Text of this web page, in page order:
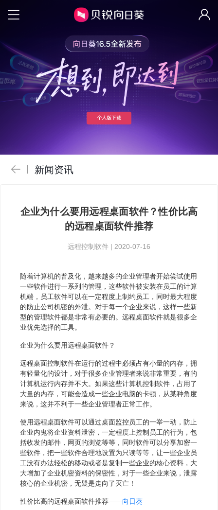
新闻资讯
企业为什么要用远程桌面软件？性价比高
的远程桌面软件推荐
远程控制软件 | 2020-07-16
随着计算机的普及化，越来越多的企业管理者开始尝试使用
一些软件进行一系列的管理，这些软件被安装在员工的计算
机端，员工软件可以在一定程度上制约员工，同时最大程度
的防止公司机密的外泄。对于每一个企业来说，这样一些新
型的管理软件都是非常有必要的。远程桌面软件就是很多企
业优先选择的工具。
企业为什么要用远程桌面软件？
远程桌面控制软件在运行的过程中必须占有小量的内存，拥
有轻量化的设计，对于很多企业管理者来说非常重要，有的
计算机运行内存并不大。如果这些计算机控制软件，占用了
大量的内存，可能会造成一些企业电脑的卡顿，从某种角度
来说，这并不利于一些企业管理者正常工作。
使用远程桌面软件可以通过桌面监控员工的一举一动，防止
企业内鬼将企业资料泄密，一定程度上控制员工的行为，包
括收发的邮件，网页的浏览等等，同时软件可以分享加密一
些软件，把一些软件合理地设置为只读等等，让一些企业员
工没有办法轻松的移动或者是复制一些企业的核心资料，大
大增加了企业机密资料的保密性，对于一些企业来说，泄露
核心的企业机密，无疑是走向了灭亡！
性价比高的远程桌面软件推荐——向日葵